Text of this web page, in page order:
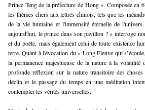
Prince Teng de la préfecture de Hong ». Composée en
les thèmes chers aux lettrés chinois, tels que les
de la vie humaine et l'immensité éternelle de
aujourd'hui, le prince dans son pavillon ? » interroge
et du poète, mais également celui de toute existence
terre. Quant à l'évocation du « Long Fleuve qui
la permanence majestueuse de la nature à la volatilité
profonde réflexion sur la nature transitoire des
déclin et le passage du temps en une méditation
contempler les vérités universelles.